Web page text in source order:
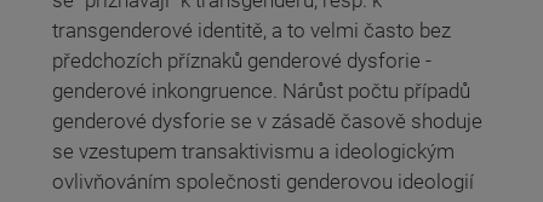
transgenderové identitě, a to velmi často bez
předchozích příznaků genderové dysforie -
genderové inkongruence. Nárůst počtu případů
genderové dysforie se v zásadě časově shoduje
se vzestupem transaktivismu a ideologickým
ovlivňováním společnosti genderovou ideologií